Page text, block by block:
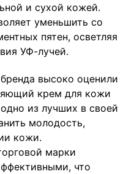
и сухой кожей.
уменьшить со
пятен, осветляя
УФ-лучей.
высоко оценили
крем для кожи
из лучших в своей
молодость,
кожи.
марки
что